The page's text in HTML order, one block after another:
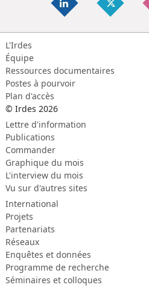
L'Irdes
Équipe
Ressources documentaires
Postes à pourvoir
Plan d'accès
© Irdes 2026
Lettre d'information
Publications
Commander
Graphique du mois
L'interview du mois
Vu sur d'autres sites
International
Projets
Partenariats
Réseaux
Enquêtes et données
Programme de recherche
Séminaires et colloques